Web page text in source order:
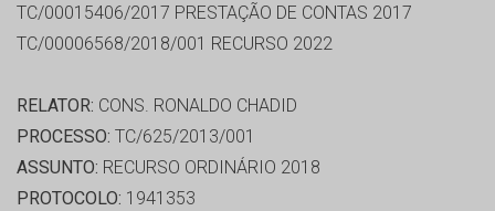
TC/00015406/2017 PRESTAÇÃO DE CONTAS 2017
TC/00006568/2018/001 RECURSO 2022
RELATOR: CONS. RONALDO CHADID
PROCESSO: TC/625/2013/001
ASSUNTO: RECURSO ORDINÁRIO 2018
PROTOCOLO: 1941353